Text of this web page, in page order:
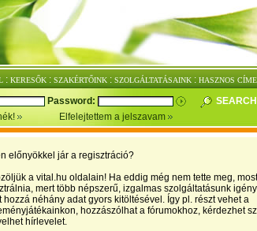
: KERESŐK : SZAKÉRTŐINK : SZOLGÁLTATÁSAINK : HASZNOS
Password:
Elfelejtettem a jelszavam
előnyökkel jár a regisztráció?
a vital.hu oldalain! Ha eddig még nem tette meg,
mert több népszerű, izgalmas szolgáltatásunk
hozzá néhány adat gyors kitöltésével. Így pl. részt vehet a
hozzászólhat a fórumokhoz, kérdezhet
hírlevelet.